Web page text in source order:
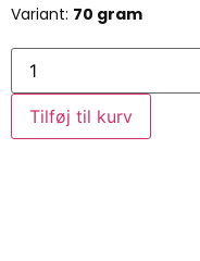
Variant: 70 gram
Tilføj til kurv